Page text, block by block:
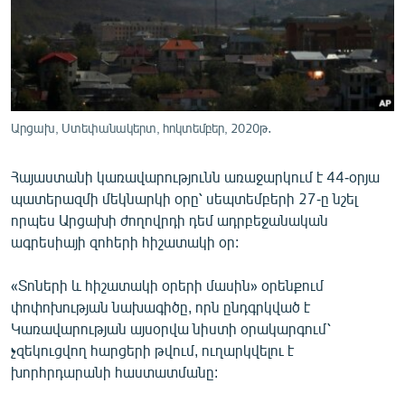
ՏՏ ԵՒ ԻՆՏԵՐՆԵՏ
ԿՈՐՈՆԱՎԻՐՈՒՍ
ԱՐԽԻՎ
ՏԵՍԱՆՅՈՒԹԵՐ
ՁԳՏԵԼՈՎ ԼԱՎԱԳՈՒՅՆԻՆ
ՓՈԴՔԱՍԹ
English
Русский
ՀԵՏԵՎԵՔ ՄԵԶ
Արցախ, Ստեփանակերտ, հոկտեմբեր, 2020թ․
Հայաստանի կառավարությունն առաջարկում է 44-օրյա
պատերազմի մեկնարկի օրը՝ սեպտեմբերի 27-ը նշել
որպես Արցախի ժողովրդի դեմ ադրբեջանական
ագրեսիայի զոհերի հիշատակի օր:
«Տոների և հիշատակի օրերի մասին» օրենքում
փոփոխության նախագիծը, որն ընդգրկված է
Կառավարության այսօրվա նիստի օրակարգում՝
չզեկուցվող հարցերի թվում, ուղարկվելու է
խորհրդարանի հաստատմանը: